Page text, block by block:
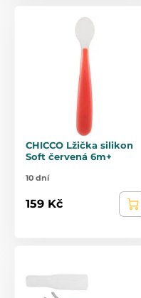
CHICCO Lžička silikon
Soft červená 6m+
10 dní
159 Kč